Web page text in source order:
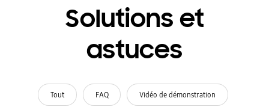
Solutions et
astuces
Tout FAQ Vidéo de démonstration